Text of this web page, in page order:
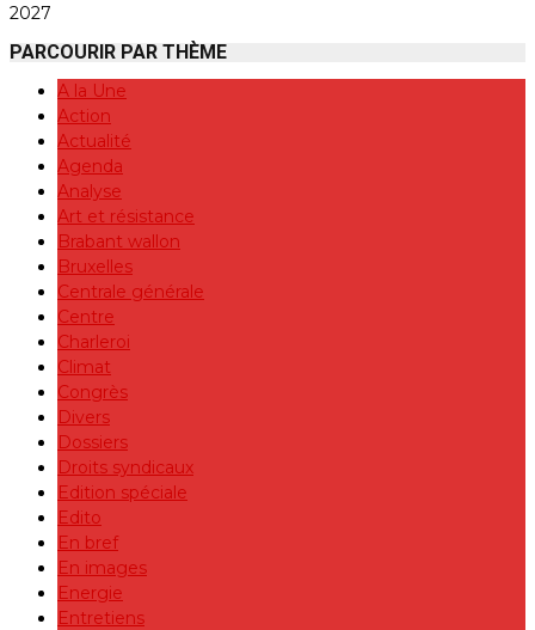
2027
PARCOURIR PAR THÈME
A la Une
Action
Actualité
Agenda
Analyse
Art et résistance
Brabant wallon
Bruxelles
Centrale générale
Centre
Charleroi
Climat
Congrès
Divers
Dossiers
Droits syndicaux
Edition spéciale
Edito
En bref
En images
Energie
Entretiens